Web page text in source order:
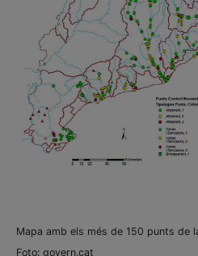
Mapa amb els més de 150 punts de
Foto: govern.cat